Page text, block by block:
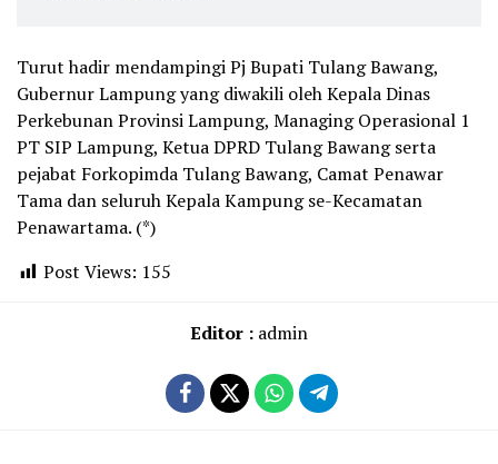
Turut hadir mendampingi Pj Bupati Tulang Bawang,
Gubernur Lampung yang diwakili oleh Kepala Dinas
Perkebunan Provinsi Lampung, Managing Operasional 1
PT SIP Lampung, Ketua DPRD Tulang Bawang serta
pejabat Forkopimda Tulang Bawang, Camat Penawar
Tama dan seluruh Kepala Kampung se-Kecamatan
Penawartama. (*)
Post Views: 155
Editor : admin